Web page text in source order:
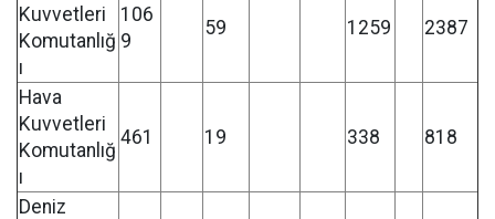
Kuvvetleri
Komutanlığ
ı
106
9
59 1259 2387
Hava
Kuvvetleri
Komutanlığ
ı
461 19 338 818
Deniz